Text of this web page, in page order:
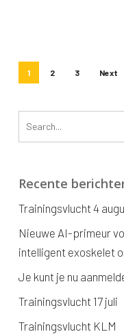
1 2 3 Next
Recente
Trainingsvlucht 4
Nieuwe AI-primeur
intelligent exoskelet
Je kunt je nu
Trainingsvlucht 17 juli
Trainingsvlucht KLM